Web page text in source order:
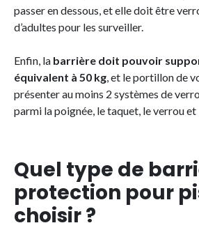
passer en dessous, et elle doit être
d’adultes pour les surveiller.
Enfin, la barrière doit pouvoir
équivalent à 50 kg , et le portillon de
présenter au moins 2 systèmes de
parmi la poignée, le taquet, le verrou et
Quel type de
protection pour
choisir ?